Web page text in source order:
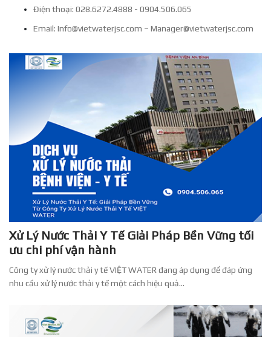
Điện thoại: 028.6272.4888 - 0904.506.065
Email: Info@vietwaterjsc.com – Manager@vietwaterjsc.com
Xử Lý Nước Thải Y Tế Giải Pháp Bền Vững tối
ưu chi phí vận hành
Công ty xử lý nước thải y tế VIỆT WATER đang áp dụng để đáp ứng
nhu cầu xử lý nước thải y tế một cách hiệu quả...